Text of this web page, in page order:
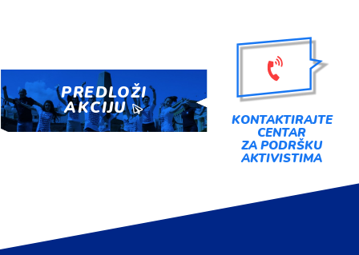
PREDLOŽI
AKCIJU
KONTAKTIRAJTE
CENTAR
ZA PODRŠKU
AKTIVISTIMA